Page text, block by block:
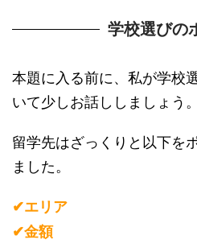
学校選びの
本題に入る前に、私が学校
いて少しお話ししましょう。
留学先はざっくりと以下を
ました。
✔︎エリア
✔︎金額